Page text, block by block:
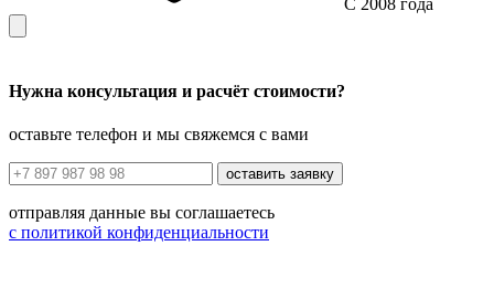
С 2008 года
Нужна консультация и расчёт стоимости?
оставьте телефон и мы свяжемся с вами
оставить заявку
отправляя данные вы соглашаетесь
с политикой конфиденциальности